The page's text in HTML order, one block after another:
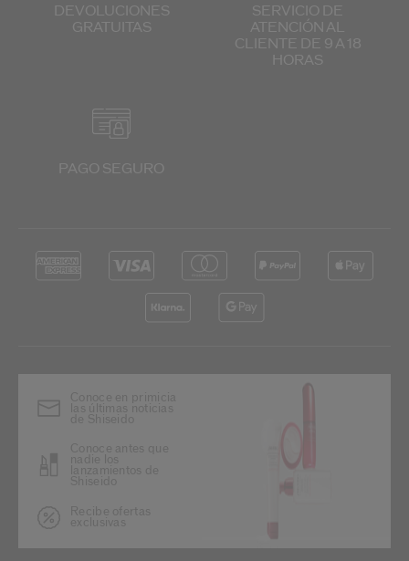
DEVOLUCIONES
GRATUITAS
SERVICIO DE
ATENCIÓN AL
CLIENTE DE 9 A 18
HORAS
PAGO SEGURO